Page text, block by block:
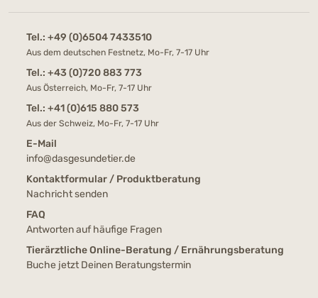
Tel.: +49 (0)6504 7433510
Aus dem deutschen Festnetz, Mo-Fr, 7-17 Uhr
Tel.: +43 (0)720 883 773
Aus Österreich, Mo-Fr, 7-17 Uhr
Tel.: +41 (0)615 880 573
Aus der Schweiz, Mo-Fr, 7-17 Uhr
E-Mail
info@dasgesundetier.de
Kontaktformular / Produktberatung
Nachricht senden
FAQ
Antworten auf häufige Fragen
Tierärztliche Online-Beratung / Ernährungsberatung
Buche jetzt Deinen Beratungstermin